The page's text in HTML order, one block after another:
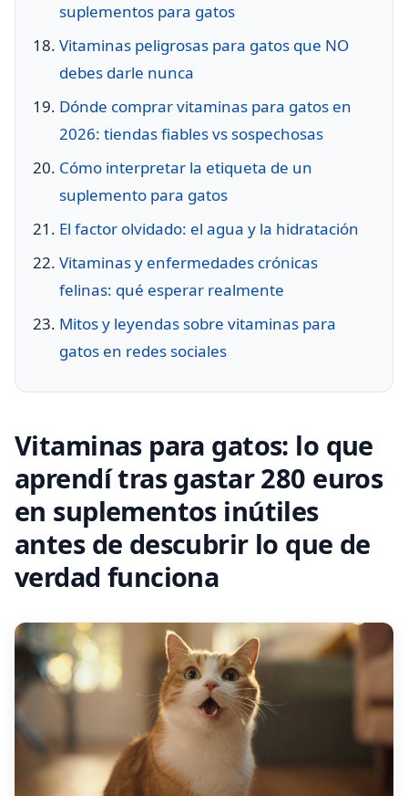
suplementos para gatos
Vitaminas peligrosas para gatos que NO
debes darle nunca
Dónde comprar vitaminas para gatos en
2026: tiendas fiables vs sospechosas
Cómo interpretar la etiqueta de un
suplemento para gatos
El factor olvidado: el agua y la hidratación
Vitaminas y enfermedades crónicas
felinas: qué esperar realmente
Mitos y leyendas sobre vitaminas para
gatos en redes sociales
Vitaminas para gatos: lo que
aprendí tras gastar 280 euros
en suplementos inútiles
antes de descubrir lo que de
verdad funciona